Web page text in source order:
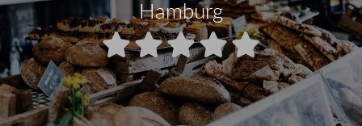
Hamburg